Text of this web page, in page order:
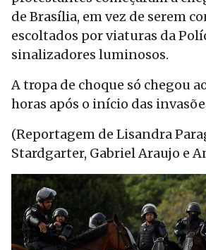
de Brasília, em vez de serem
escoltados por viaturas da
sinalizadores luminosos.
A tropa de choque só chegou
horas após o início das
(Reportagem de Lisandra
Stardgarter, Gabriel Araujo e